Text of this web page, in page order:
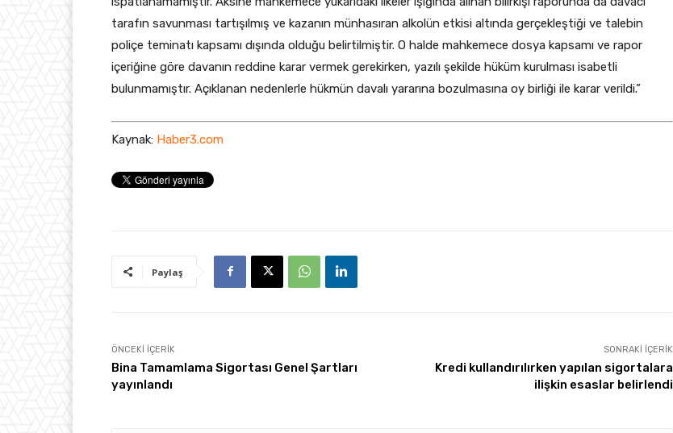
tarafın savunması tartışılmış ve kazanın münhasıran alkolün etkisi altında gerçekleştiği ve talebin
poliçe teminatı kapsamı dışında olduğu belirtilmiştir. O halde mahkemece dosya kapsamı ve rapor
içeriğine göre davanın reddine karar vermek gerekirken, yazılı şekilde hüküm kurulması isabetli
bulunmamıştır. Açıklanan nedenlerle hükmün davalı yararına bozulmasına oy birliği ile karar verildi.”
Kaynak: Haber3.com
Paylaş
ÖNCEKI İÇERIK
Bina Tamamlama Sigortası Genel Şartları
yayınlandı
SONRAKI İÇERIK
Kredi kullandırılırken yapılan sigortalara
ilişkin esaslar belirlendi